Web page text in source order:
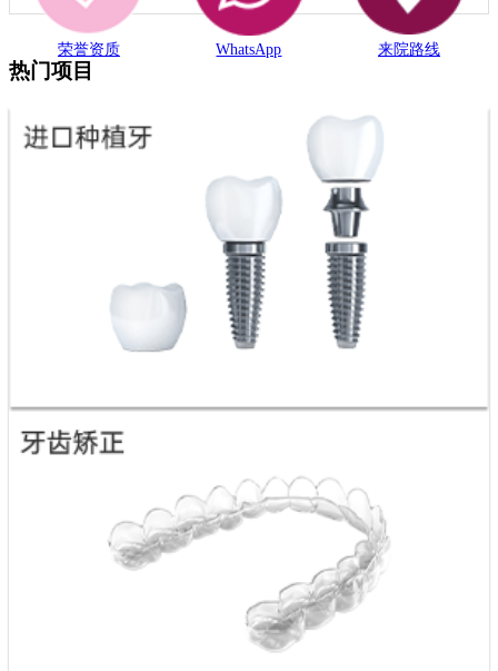
荣誉资质 WhatsApp 来院路线
热门项目